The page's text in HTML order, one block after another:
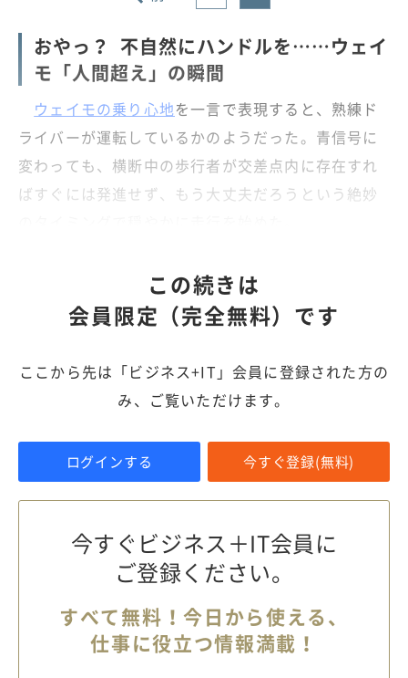
おやっ？ 不自然にハンドルを……ウェイ
モ「人間超え」の瞬間
ウェイモの乗り心地を一言で表現すると、熟練ド
ライバーが運転しているかのようだった。青信号に
変わっても、横断中の歩行者が交差点内に存在すれ
ばすぐには発進せず、もう大丈夫だろうという絶妙
この続きは
会員限定（完全無料）です
ここから先は「ビジネス+IT」会員に登録された方の
み、ご覧いただけます。
ログインする 今すぐ登録(無料)
今すぐビジネス＋IT会員に
ご登録ください。
すべて無料！今日から使える、
仕事に役立つ情報満載！